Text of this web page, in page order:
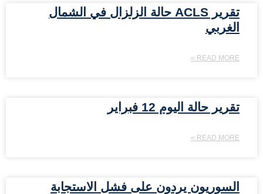
تقرير ACLS حالة الزلزال في الشمال
الغربي
READ MORE »
تقرير حالة اليوم 12 فبراير
READ MORE »
السوريون يردون على فشل الاستجابة